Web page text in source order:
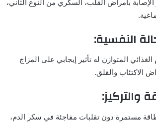
بأمراض القلب، السكري من النوع الثاني،
المتوازن له تأثير إيجابي على المزاج
الاكتئاب والقلق.
مستمرة دون تقلبات مفاجئة في سكر الدم،